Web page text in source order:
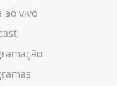
ao vivo